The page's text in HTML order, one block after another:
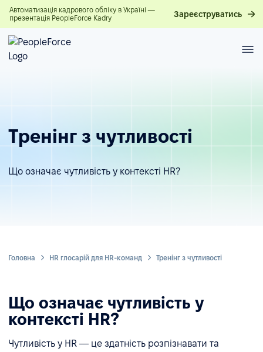
Автоматизація кадрового обліку в Україні —
презентація PeopleForce Kadry
Зареєструватись
Тренінг з чутливості
Що означає чутливість у контексті HR?
Головна HR глосарій для HR-команд Тренінг з чутливості
Що означає чутливість у
контексті HR?
Чутливість у HR — це здатність розпізнавати та